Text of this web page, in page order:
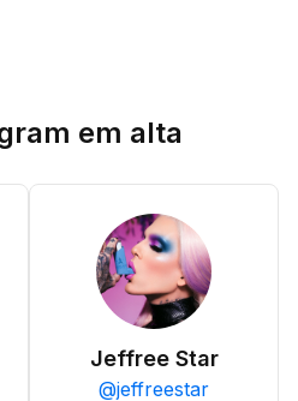
em alta
Jeffree Star
@jeffreestar